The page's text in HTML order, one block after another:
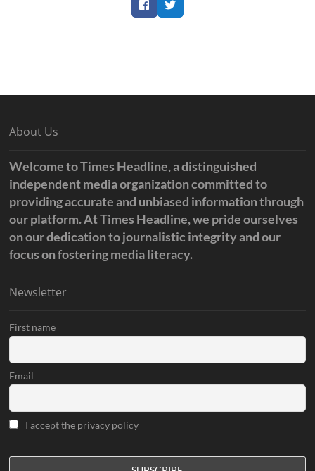
FacebookTwitter
About Us
Welcome to Times Headline, a distinguished
independent media organization committed to
providing accurate and unbiased information through
our platform. At Times Headline, we pride ourselves
on our dedication to journalistic integrity and our
focus on fostering media literacy.
Newsletter
First name
Email
I accept the privacy policy